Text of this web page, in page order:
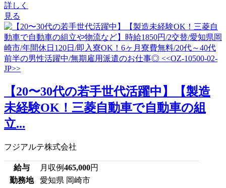
詳しく
見る
【20〜30代の若手世代活躍中】【製造
未経験OK！三菱自動車で自動車の組
立...
フジアルテ株式会社
給与 月収例465,000円
勤務地
愛知県 岡崎市